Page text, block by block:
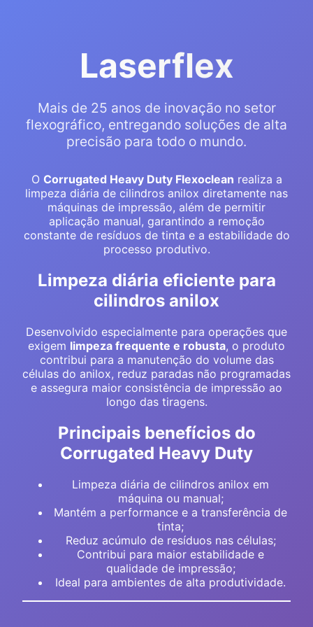
Laserflex
Mais de 25 anos de inovação no setor
flexográfico, entregando soluções de alta
precisão para todo o mundo.
O Corrugated Heavy Duty Flexoclean realiza a
limpeza diária de cilindros anilox diretamente nas
máquinas de impressão, além de permitir
aplicação manual, garantindo a remoção
constante de resíduos de tinta e a estabilidade do
processo produtivo.
Limpeza diária eficiente para
cilindros anilox
Desenvolvido especialmente para operações que
exigem limpeza frequente e robusta, o produto
contribui para a manutenção do volume das
células do anilox, reduz paradas não programadas
e assegura maior consistência de impressão ao
longo das tiragens.
Principais benefícios do
Corrugated Heavy Duty
Limpeza diária de cilindros anilox em
máquina ou manual;
Mantém a performance e a transferência de
tinta;
Reduz acúmulo de resíduos nas células;
Contribui para maior estabilidade e
qualidade de impressão;
Ideal para ambientes de alta produtividade.